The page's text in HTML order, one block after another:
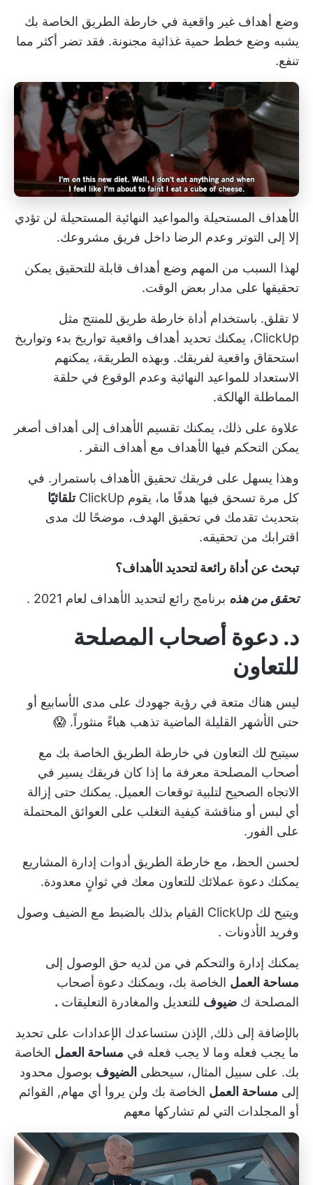
وضع أهداف غير واقعية في خارطة الطريق الخاصة بك
يشبه وضع خطط حمية غذائية مجنونة. فقد تضر أكثر مما
تنفع.
الأهداف المستحيلة والمواعيد النهائية المستحيلة لن تؤدي
إلا إلى التوتر وعدم الرضا داخل فريق مشروعك.
لهذا السبب من المهم وضع أهداف قابلة للتحقيق يمكن
تحقيقها على مدار بعض الوقت.
لا تقلق. باستخدام أداة خارطة طريق للمنتج مثل
ClickUp، يمكنك تحديد أهداف واقعية
تواريخ بدء وتواريخ
استحقاق واقعية لفريقك. وبهذه الطريقة، يمكنهم
الاستعداد للمواعيد النهائية وعدم الوقوع في حلقة
المماطلة الهالكة.
علاوة على ذلك، يمكنك تقسيم الأهداف إلى أهداف أصغر
يمكن التحكم فيها الأهداف مع أهداف النقر .
وهذا يسهل على فريقك تحقيق الأهداف باستمرار. في
كل مرة تسحق فيها هدفًا ما، يقوم ClickUp
تلقائيًا
بتحديث تقدمك في تحقيق الهدف، موضحًا لك مدى
اقترابك من تحقيقه.
تبحث عن أداة رائعة لتحديد الأهداف؟
تحقق من هذه برنامج رائع لتحديد الأهداف لعام 2021 .
د. دعوة أصحاب المصلحة
للتعاون
ليس هناك متعة في رؤية جهودك على مدى الأسابيع أو
حتى الأشهر القليلة الماضية تذهب هباءً منثوراً. 😱
سيتيح لك التعاون في خارطة الطريق الخاصة بك مع
أصحاب المصلحة معرفة ما إذا كان فريقك يسير في
الاتجاه الصحيح لتلبية توقعات العميل. يمكنك حتى إزالة
أي لبس أو مناقشة كيفية التغلب على العوائق المحتملة
على الفور.
لحسن الحظ، مع خارطة الطريق أدوات إدارة المشاريع
يمكنك دعوة عملائك للتعاون معك في ثوانٍ معدودة.
ويتيح لك ClickUp القيام بذلك بالضبط مع الضيف وصول
وفريد الأذونات .
يمكنك إدارة والتحكم في من لديه حق الوصول إلى
مساحة العمل الخاصة بك، ويمكنك دعوة أصحاب
المصلحة ك ضيوف للتعديل والمغادرة التعليقات .
بالإضافة إلى ذلك, الإذن ستساعدك الإعدادات على تحديد
ما يجب فعله وما لا يجب فعله في مساحة العمل الخاصة
بك. على سبيل المثال، سيحظى الضيوف بوصول محدود
إلى مساحة العمل الخاصة بك ولن يروا أي مهام, القوائم
أو المجلدات التي لم تشاركها معهم